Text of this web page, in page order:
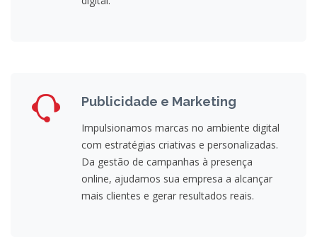
Publicidade e Marketing
Impulsionamos marcas no ambiente digital
com estratégias criativas e personalizadas.
Da gestão de campanhas à presença
online, ajudamos sua empresa a alcançar
mais clientes e gerar resultados reais.